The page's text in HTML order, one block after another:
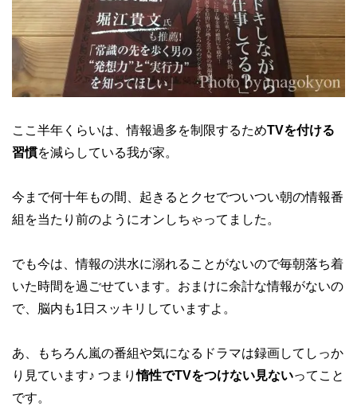
ここ半年くらいは、情報過多を制限するためTVを付ける
習慣を減らしている我が家。
今まで何十年もの間、起きるとクセでついつい朝の情報番
組を当たり前のようにオンしちゃってました。
でも今は、情報の洪水に溺れることがないので毎朝落ち着
いた時間を過ごせています。おまけに余計な情報がないの
で、脳内も1日スッキリしていますよ。
あ、もちろん嵐の番組や気になるドラマは録画してしっか
り見ています♪ つまり惰性でTVをつけない見ないってこと
です。